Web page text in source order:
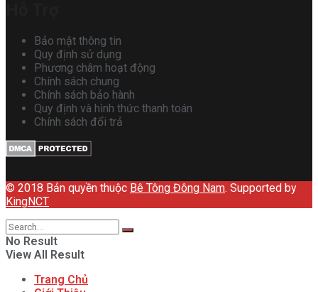
Bảo mật thông tin
Quy định sử dụng
Phương châm hoạt động
Chính sách chung
Chính sách bảo hành
Quy định và hình thức thanh toán
Chính sách đổi trả
© 2018 Bản quyền thuộc Bê Tông Đông Nam. Supported by
KingNCT
No Result
View All Result
Trang Chủ